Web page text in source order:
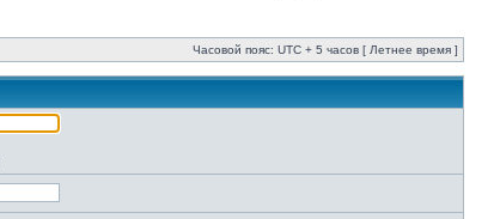
Часовой пояс: UTC + 5 часов [ Летнее время ]